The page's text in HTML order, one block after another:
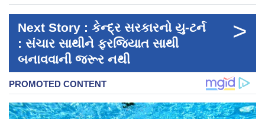
Next Story : કેન્દ્ર સરકારનો યુ-ટર્ન
: સંચાર સાથીને ફરજિયાત સાથી
બનાવવાની જરૂર નથી
>